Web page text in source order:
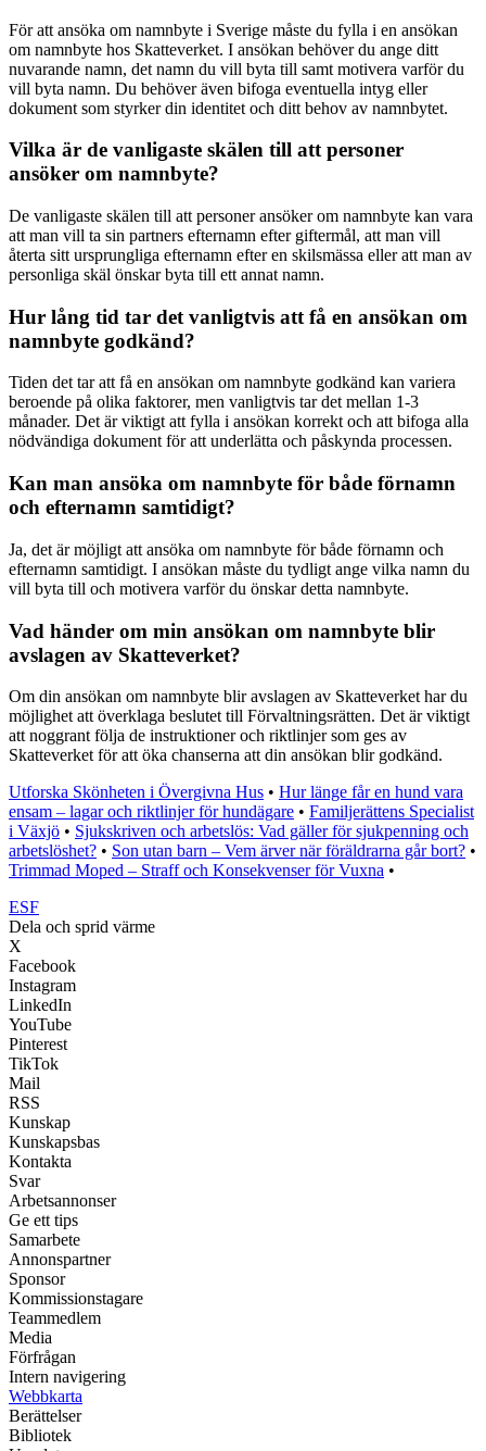
För att ansöka om namnbyte i Sverige måste du fylla i en ansökan
om namnbyte hos Skatteverket. I ansökan behöver du ange ditt
nuvarande namn, det namn du vill byta till samt motivera varför du
vill byta namn. Du behöver även bifoga eventuella intyg eller
dokument som styrker din identitet och ditt behov av namnbytet.
Vilka är de vanligaste skälen till att personer
ansöker om namnbyte?
De vanligaste skälen till att personer ansöker om namnbyte kan vara
att man vill ta sin partners efternamn efter giftermål, att man vill
återta sitt ursprungliga efternamn efter en skilsmässa eller att man av
personliga skäl önskar byta till ett annat namn.
Hur lång tid tar det vanligtvis att få en ansökan om
namnbyte godkänd?
Tiden det tar att få en ansökan om namnbyte godkänd kan variera
beroende på olika faktorer, men vanligtvis tar det mellan 1-3
månader. Det är viktigt att fylla i ansökan korrekt och att bifoga alla
nödvändiga dokument för att underlätta och påskynda processen.
Kan man ansöka om namnbyte för både förnamn
och efternamn samtidigt?
Ja, det är möjligt att ansöka om namnbyte för både förnamn och
efternamn samtidigt. I ansökan måste du tydligt ange vilka namn du
vill byta till och motivera varför du önskar detta namnbyte.
Vad händer om min ansökan om namnbyte blir
avslagen av Skatteverket?
Om din ansökan om namnbyte blir avslagen av Skatteverket har du
möjlighet att överklaga beslutet till Förvaltningsrätten. Det är viktigt
att noggrant följa de instruktioner och riktlinjer som ges av
Skatteverket för att öka chanserna att din ansökan blir godkänd.
Utforska Skönheten i Övergivna Hus • Hur länge får en hund vara
ensam – lagar och riktlinjer för hundägare • Familjerättens Specialist
i Växjö • Sjukskriven och arbetslös: Vad gäller för sjukpenning och
arbetslöshet? • Son utan barn – Vem ärver när föräldrarna går bort? •
Trimmad Moped – Straff och Konsekvenser för Vuxna •
ESF
Dela och sprid värme
X
Facebook
Instagram
LinkedIn
YouTube
Pinterest
TikTok
Mail
RSS
Kunskap
Kunskapsbas
Kontakta
Svar
Arbetsannonser
Ge ett tips
Samarbete
Annonspartner
Sponsor
Kommissionstagare
Teammedlem
Media
Förfrågan
Intern navigering
Webbkarta
Berättelser
Bibliotek